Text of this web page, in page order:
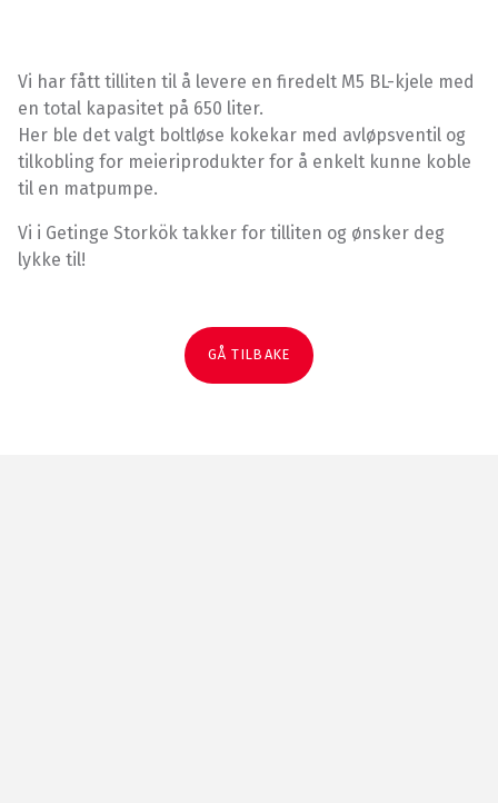
Vi har fått tilliten til å levere en firedelt M5 BL-kjele med
en total kapasitet på 650 liter.
Her ble det valgt boltløse kokekar med avløpsventil og
tilkobling for meieriprodukter for å enkelt kunne koble
til en matpumpe.
Vi i Getinge Storkök takker for tilliten og ønsker deg
lykke til!
GÅ TILBAKE